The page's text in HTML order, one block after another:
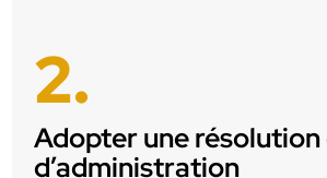
2.
Adopter une résolution
d’administration